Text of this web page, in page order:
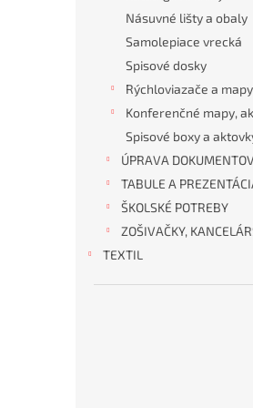
Násuvné lišty a obaly
Samolepiace vrecká
Spisové dosky
Rýchloviazače a
Konferenčné mapy,
Spisové boxy a
ÚPRAVA
TABULE A
ŠKOLSKÉ POTREBY
ZOŠIVAČKY,
KANCELÁRSKE
HYGIENA
DROGÉRIA
OBČERSTVENIE
OBALOVÝ
TONERY
OCHRANNÉ
POMÔCKY
TEXTIL